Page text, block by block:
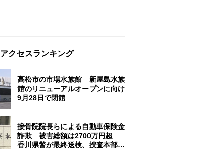
アクセスランキング
高松市の市場水族館 新屋島水族
館のリニューアルオープンに向け
9月28日で閉館
接骨院院長らによる自動車保険金
詐欺 被害総額は2700万円超
香川県警が最終送検、捜査本部解